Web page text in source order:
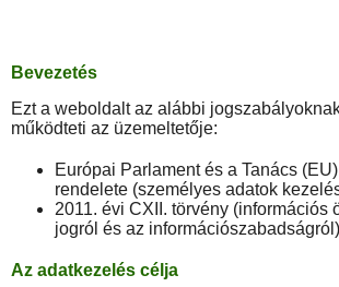
Bevezetés
Ezt a weboldalt az alábbi
működteti az üzemeltetője:
Európai Parlament és a Tanács
rendelete (személyes adatok
2011. évi CXII. törvény (információs
jogról és az információszabadságról)
Az adatkezelés célja